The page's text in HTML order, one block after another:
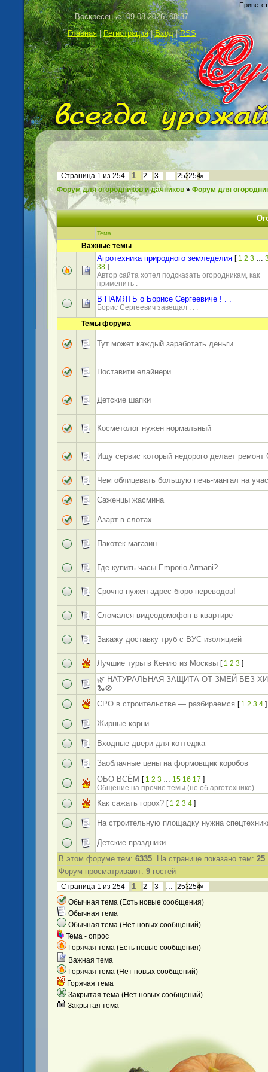
Воскресенье, 09.08.2026, 08:37
Главная|Регистрация|Вход|RSS
Страница 1 из 254 1 2 3 … 253254»
Форум для огородников и дачников » Форум для
Тема
Важные темы
Агротехника природного земледелия [ 1 2 3 …
38 ]
Автор сайта хотел подсказать огородникам, как
применить .
В ПАМЯТЬ о Борисе Сергеевиче ! . .
Борис Сергеевич завещал . . .
Темы форума
Тут может каждый заработать деньги
Поставити елайнери
Детские шапки
Косметолог нужен нормальный
Ищу сервис который недорого делает ремонт
Чем облицевать большую печь-мангал на
Саженцы жасмина
Азарт в слотах
Пакотек магазин
Где купить часы Emporio Armani?
Срочно нужен адрес бюро переводов!
Сломался видеодомофон в квартире
Закажу доставку труб с ВУС изоляцией
Лучшие туры в Кению из Москвы [ 1 2 3 ]
🌿 НАТУРАЛЬНАЯ ЗАЩИТА ОТ ЗМЕЙ БЕЗ
🐍🚫
СРО в строительстве — разбираемся [ 1 2 3 4 ]
Жирные корни
Входные двери для коттеджа
Заоблачные цены на формовщик коробов
ОБО ВСЁМ [ 1 2 3 … 15 16 17 ]
Общение на прочие темы (не об арготехнике).
Как сажать горох? [ 1 2 3 4 ]
На строительную площадку нужна
Детские праздники
В этом форуме тем: 6335. На странице показано тем: 25.
Форум просматривают: 9 гостей
Страница 1 из 254 1 2 3 … 253254»
Обычная тема (Есть новые сообщения)
Обычная тема
Обычная тема (Нет новых сообщений)
Тема - опрос
Горячая тема (Есть новые сообщения)
Важная тема
Горячая тема (Нет новых сообщений)
Горячая тема
Закрытая тема (Нет новых сообщений)
Закрытая тема